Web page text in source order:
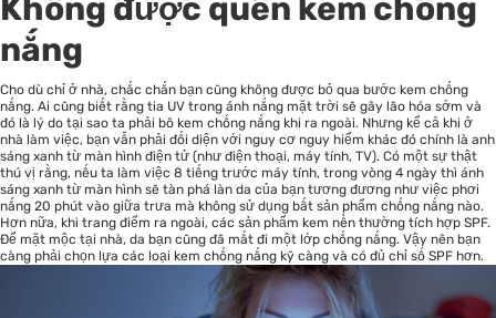
Không được quên kem chống
nắng
Cho dù chỉ ở nhà, chắc chắn bạn cũng không được bỏ qua bước kem chống
nắng. Ai cũng biết rằng tia UV trong ánh nắng mặt trời sẽ gây lão hóa sớm và
đó là lý do tại sao ta phải bô kem chống nắng khi ra ngoài. Nhưng kể cả khi ở
nhà làm việc, bạn vẫn phải đối diện với nguy cơ nguy hiểm khác đó chính là anh
sáng xanh từ màn hình điện tử (như điện thoại, máy tính, TV). Có một sự thật
thú vị rằng, nếu ta làm việc 8 tiếng trước máy tính, trong vòng 4 ngày thì ánh
sáng xanh từ màn hình sẽ tàn phá làn da của bạn tương đương như việc phơi
nắng 20 phút vào giữa trưa mà không sử dụng bất sản phẩm chống nắng nào.
Hơn nữa, khi trang điểm ra ngoài, các sản phẩm kem nền thường tích hợp SPF.
Để mặt mộc tại nhà, da bạn cũng đã mất đi một lớp chống nắng. Vậy nên bạn
càng phải chọn lựa các loại kem chống nắng kỹ càng và có đủ chỉ số SPF hơn.